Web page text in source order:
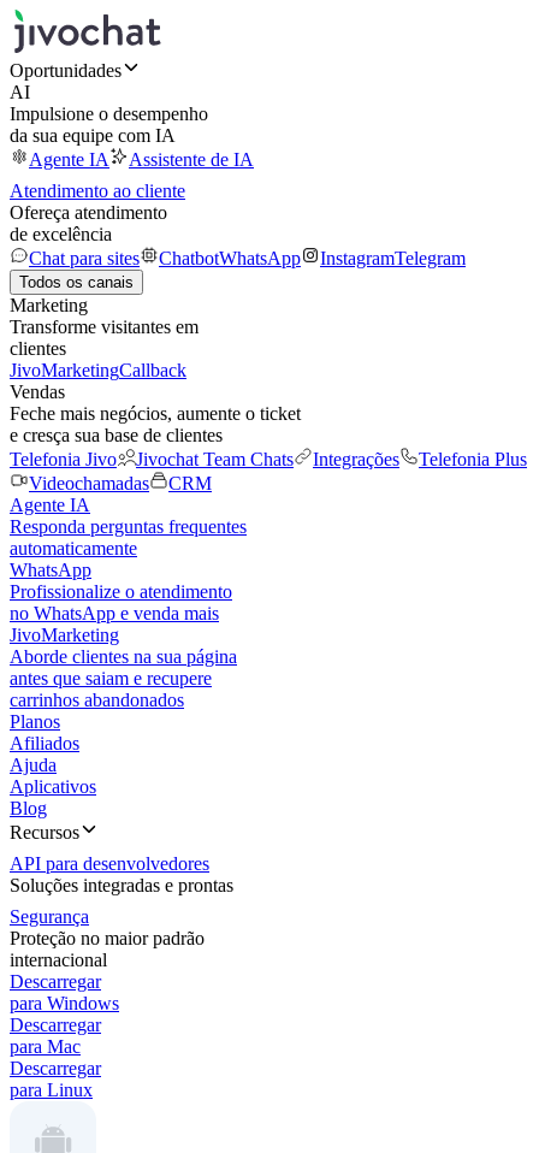
Oportunidades
AI
Impulsione o desempenho
da sua equipe com IA
Agente IA
Assistente de IA
Atendimento ao cliente
Ofereça atendimento
de excelência
Chat para sites
ChatbotWhatsApp InstagramTelegram
Todos os canais
Marketing
Transforme visitantes em
clientes
JivoMarketingCallback
Vendas
Feche mais negócios, aumente o ticket
e cresça sua base de clientes
Telefonia Jivo
Jivochat Team Chats Integrações
Telefonia Plus
Videochamadas
CRM
Agente IA
Responda perguntas frequentes
automaticamente
WhatsApp
Profissionalize o atendimento
no WhatsApp e venda mais
JivoMarketing
Aborde clientes na sua página
antes que saiam e recupere
carrinhos abandonados
Planos
Afiliados
Ajuda
Aplicativos
Blog
Recursos
API para desenvolvedores
Soluções integradas e prontas
Segurança
Proteção no maior padrão
internacional
Descarregar
para Windows
Descarregar
para Mac
Descarregar
para Linux